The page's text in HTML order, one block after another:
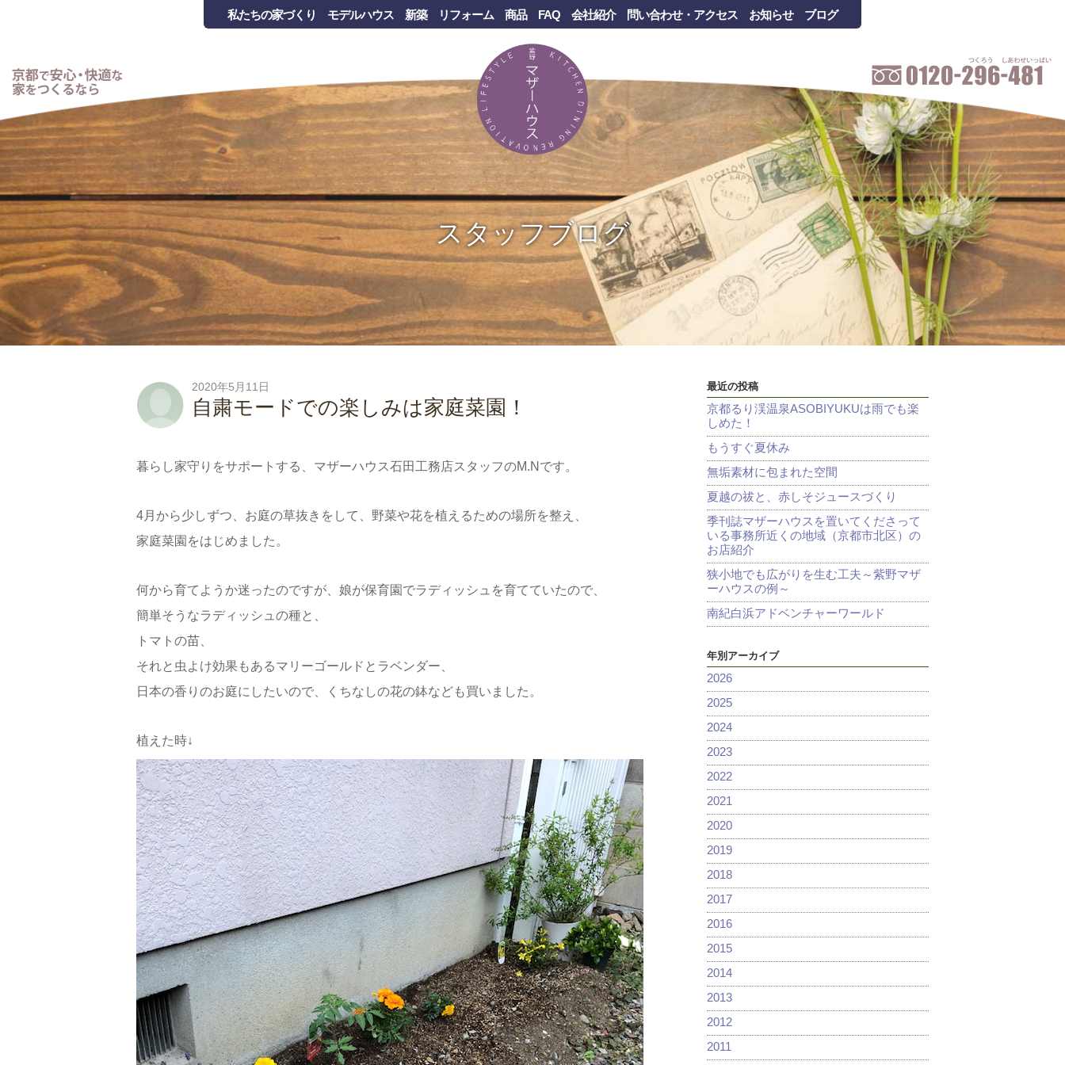
私たちの家づくり モデルハウス 新築 リフォーム 商品 FAQ 会社紹介 問い合わせ・アクセス お知らせ ブログ
スタッフブログ
2020年5月11日
自粛モードでの楽しみは家庭菜園！
暮らし家守りをサポートする、マザーハウス石田工務店スタッフのM.Nです。
4月から少しずつ、お庭の草抜きをして、野菜や花を植えるための場所を整え、
家庭菜園をはじめました。
何から育てようか迷ったのですが、娘が保育園でラディッシュを育てていたので、
簡単そうなラディッシュの種と、
トマトの苗、
それと虫よけ効果もあるマリーゴールドとラベンダー、
日本の香りのお庭にしたいので、くちなしの花の鉢なども買いました。
植えた時↓
最近の投稿
京都るり渓温泉ASOBIYUKUは雨でも楽
しめた！
もうすぐ夏休み
無垢素材に包まれた空間
夏越の祓と、赤しそジュースづくり
季刊誌マザーハウスを置いてくださって
いる事務所近くの地域（京都市北区）の
お店紹介
狭小地でも広がりを生む工夫～紫野マザ
ーハウスの例～
南紀白浜アドベンチャーワールド
年別アーカイブ
2026
2025
2024
2023
2022
2021
2020
2019
2018
2017
2016
2015
2014
2013
2012
2011